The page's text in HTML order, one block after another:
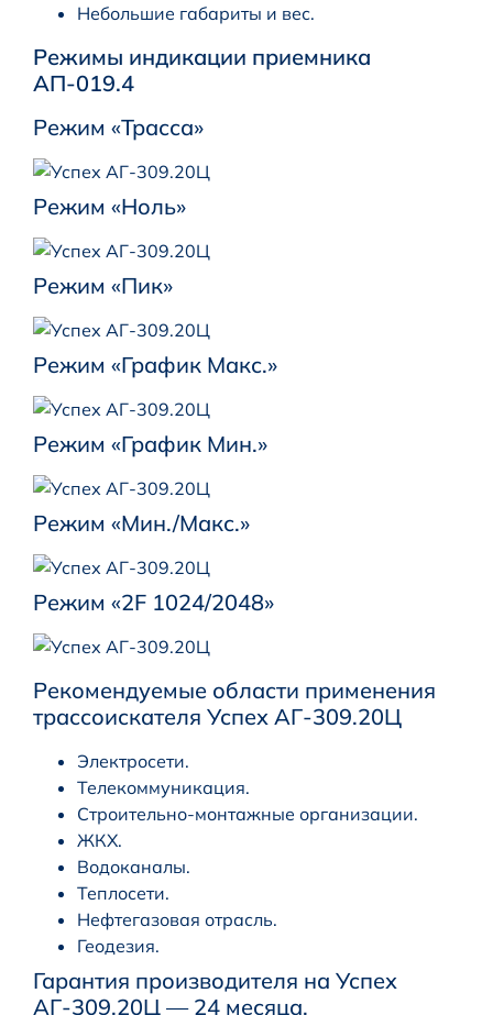
Небольшие габариты и вес.
Режимы индикации приемника
АП-019.4
Режим «Трасса»
Режим «Ноль»
Режим «Пик»
Режим «График Макс.»
Режим «График Мин.»
Режим «Мин./Макс.»
Режим «2F 1024/2048»
Рекомендуемые области применения
трассоискателя Успех АГ-309.20Ц
Электросети.
Телекоммуникация.
Строительно-монтажные организации.
ЖКХ.
Водоканалы.
Теплосети.
Нефтегазовая отрасль.
Геодезия.
Гарантия производителя на Успех
АГ-309.20Ц — 24 месяца.